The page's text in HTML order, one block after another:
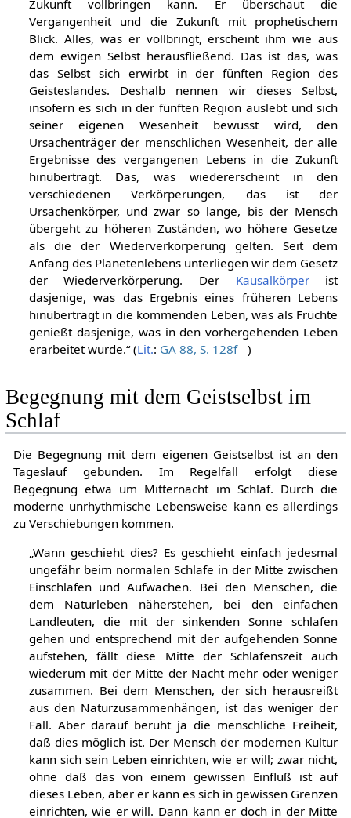
Zusammenhang bringen mit dem, was er in der
Zukunft vollbringen kann. Er überschaut die
Vergangenheit und die Zukunft mit prophetischem
Blick. Alles, was er vollbringt, erscheint ihm wie aus
dem ewigen Selbst herausfließend. Das ist das, was
das Selbst sich erwirbt in der fünften Region des
Geisteslandes. Deshalb nennen wir dieses Selbst,
insofern es sich in der fünften Region auslebt und sich
seiner eigenen Wesenheit bewusst wird, den
Ursachenträger der menschlichen Wesenheit, der alle
Ergebnisse des vergangenen Lebens in die Zukunft
hinüberträgt. Das, was wiedererscheint in den
verschiedenen Verkörperungen, das ist der
Ursachenkörper, und zwar so lange, bis der Mensch
übergeht zu höheren Zuständen, wo höhere Gesetze
als die der Wiederverkörperung gelten. Seit dem
Anfang des Planetenlebens unterliegen wir dem Gesetz
der Wiederverkörperung. Der Kausalkörperist
dasjenige, was das Ergebnis eines früheren Lebens
hinüberträgt in die kommenden Leben, was als Früchte
genießt dasjenige, was in den vorhergehenden Leben
Begegnung mit dem Geistselbst im
Schlaf
Die Begegnung mit dem eigenen Geistselbst ist an den
Tageslauf gebunden. Im Regelfall erfolgt diese
Begegnung etwa um Mitternacht im Schlaf. Durch die
moderne unrhythmische Lebensweise kann es allerdings
„Wann geschieht dies? Es geschieht einfach jedesmal
ungefähr beim normalen Schlafe in der Mitte zwischen
Einschlafen und Aufwachen. Bei den Menschen, die
dem Naturleben näherstehen, bei den einfachen
Landleuten, die mit der sinkenden Sonne schlafen
gehen und entsprechend mit der aufgehenden Sonne
aufstehen, fällt diese Mitte der Schlafenszeit auch
wiederum mit der Mitte der Nacht mehr oder weniger
zusammen. Bei dem Menschen, der sich herausreißt
aus den Naturzusammenhängen, ist das weniger der
Fall. Aber darauf beruht ja die menschliche Freiheit,
daß dies möglich ist. Der Mensch der modernen Kultur
kann sich sein Leben einrichten, wie er will; zwar nicht,
ohne daß das von einem gewissen Einfluß ist auf
dieses Leben, aber er kann es sich in gewissen Grenzen